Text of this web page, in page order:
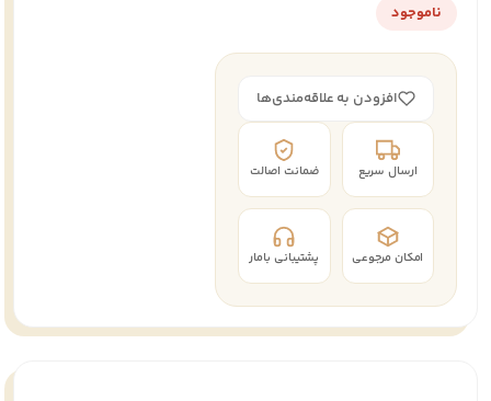
ناموجود
افزودن به علاقه‌مندی‌ها
ارسال سریع ضمانت اصالت
امکان مرجوعی پشتیبانی بامار